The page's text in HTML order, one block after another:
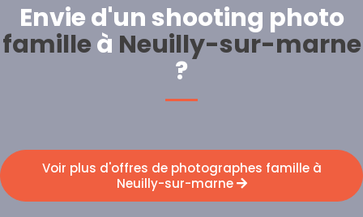
Envie d'un shooting photo
familleà Neuilly-sur-marne
?
Voir plus d'offres de photographes famille à
Neuilly-sur-marne